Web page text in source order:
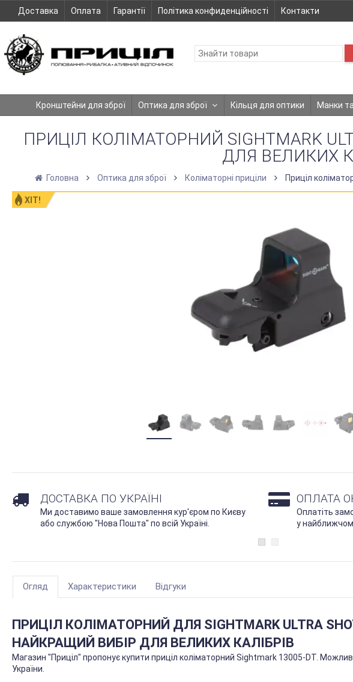
Доставка Оплата Гарантії Політика конфиденційності Контакти
Кронштейни для зброї Оптика для зброї Кільця для оптики Манки
ПРИЦІЛ КОЛІМАТОРНИЙ SIGHTMARK
ДЛЯ ВЕЛИКИХ
Головна Оптика для зброї Коліматорні приціли Приціл
ХІТ!
ДОСТАВКА ПО УКРАЇНІ
Ми доставимо ваше замовлення кур'єром по Києву
або службою "Нова Пошта" по всій Україні.
ОПЛАТА
Оплатіть
у
Огляд Характеристики Відгуки
ПРИЦІЛ КОЛІМАТОРНИЙ ДЛЯ SIGHTMARK ULTRA
НАЙКРАЩИЙ ВИБІР ДЛЯ ВЕЛИКИХ КАЛІБРІВ
Магазин "Приціл" пропонує купити приціл коліматорний Sightmark 13005-DT.
України.